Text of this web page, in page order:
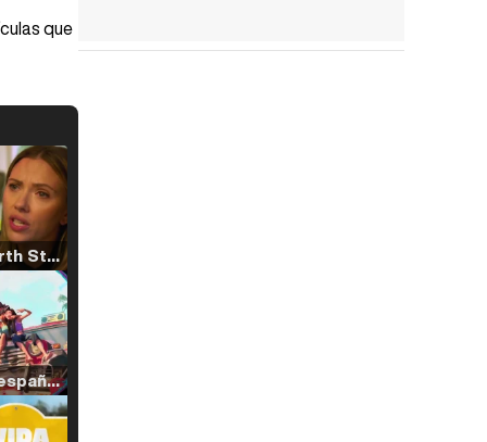
que
Tráiler 'North Star' (2023)
Tráiler en español de 'La isla olvidada'